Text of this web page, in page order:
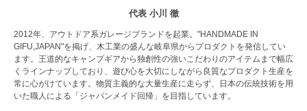
代表 小川 徹
2012年、アウトドア系ガレージブランドを起業。"HANDMADE IN
GIFU,JAPAN"を掲げ、木工業の盛んな岐阜県からプロダクトを発信してい
ます。王道的なキャンプギアから独創性の強いこだわりのアイテムまで幅広
くラインナップしており、遊び心を大切にしながら良質なプロダクト生産を
常に心がけています。物質主義的な大量生産に走らず、日本の伝統技術を用
いた職人による「ジャパンメイド回帰」を目指しています。